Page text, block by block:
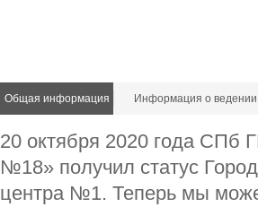
Общая информация Информация о
20 октября 2020 года СПб
№18» получил статус
центра №1. Теперь мы